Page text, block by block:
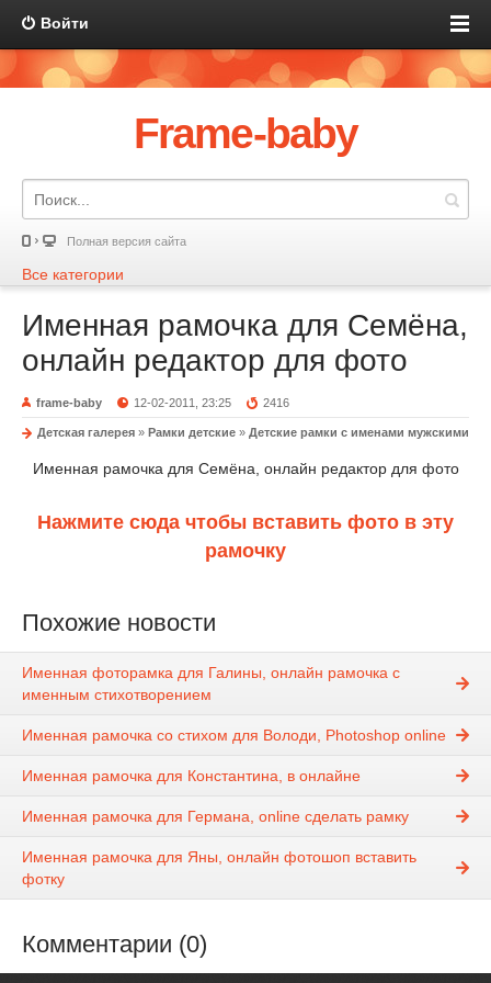
Войти
Frame-baby
Полная версия сайта
Все категории
Именная рамочка для Семёна,
онлайн редактор для фото
frame-baby 12-02-2011, 23:25 2416
Детская галерея » Рамки детские » Детские рамки с именами мужскими
Именная рамочка для Семёна, онлайн редактор для фото
Нажмите сюда чтобы вставить фото в эту
рамочку
Похожие новости
Именная фоторамка для Галины, онлайн рамочка с
именным стихотворением
Именная рамочка со стихом для Володи, Photoshop online
Именная рамочка для Константина, в онлайне
Именная рамочка для Германа, online сделать рамку
Именная рамочка для Яны, онлайн фотошоп вставить
фотку
Комментарии (0)